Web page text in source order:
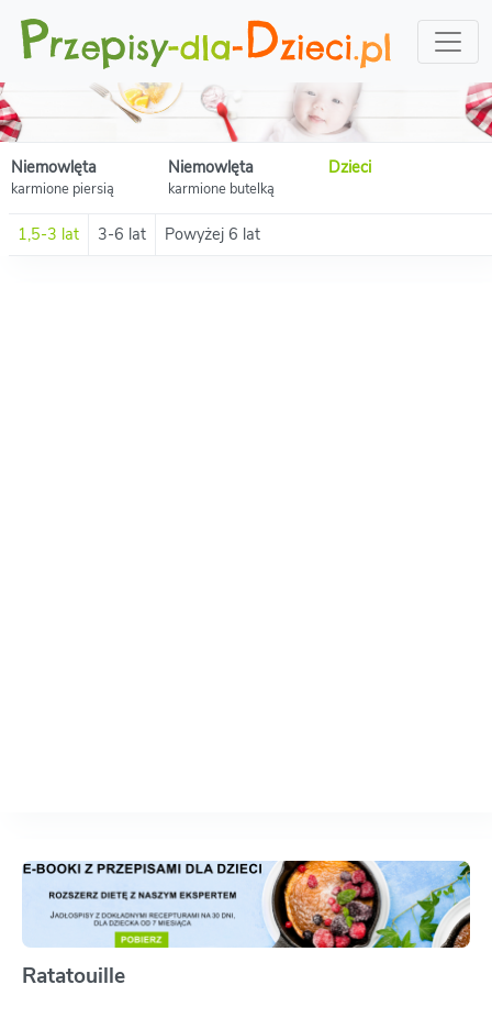
Niemowlęta
karmione piersią
Niemowlęta
karmione butelką
Dzieci
1,5-3 lat 3-6 lat Powyżej 6 lat
Ratatouille